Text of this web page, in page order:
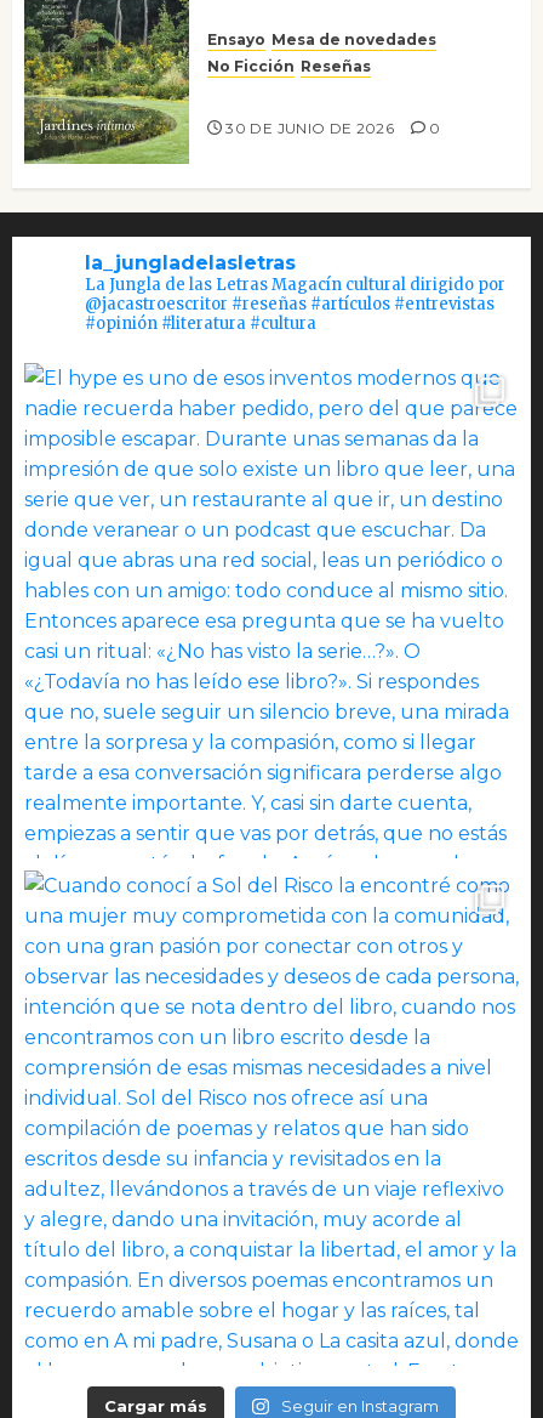
Ensayo Mesa de novedades
No Ficción Reseñas
30 DE JUNIO DE 2026 0
la_jungladelasletras
La Jungla de las Letras Magacín cultural dirigido por
@jacastroescritor #reseñas #artículos #entrevistas
#opinión #literatura #cultura
Cargar más Seguir en Instagram